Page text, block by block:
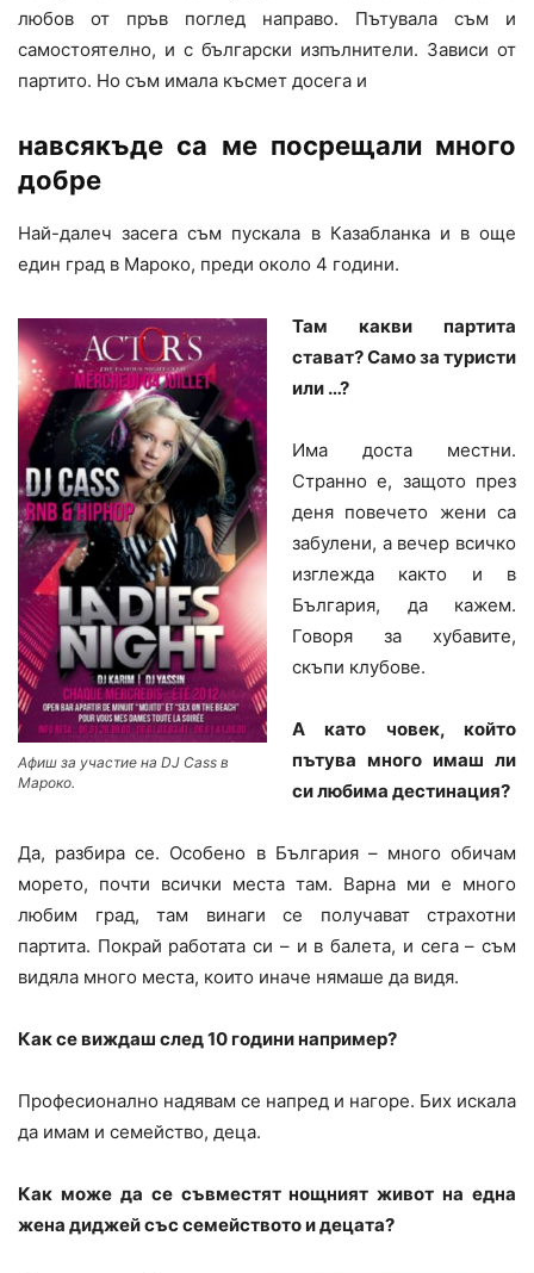
любов от пръв поглед направо. Пътувала съм и
самостоятелно, и с български изпълнители. Зависи от
партито. Но съм имала късмет досега и
навсякъде са ме посрещали много
добре
Най-далеч засега съм пускала в Казабланка и в още
един град в Мароко, преди около 4 години.
Афиш за участие на DJ Cass в
Мароко.
Там какви партита
стават? Само за туристи
или …?
Има доста местни.
Странно е, защото през
деня повечето жени са
забулени, а вечер всичко
изглежда както и в
България, да кажем.
Говоря за хубавите,
скъпи клубове.
А като човек, който
пътува много имаш ли
си любима дестинация?
Да, разбира се. Особено в България – много обичам
морето, почти всички места там. Варна ми е много
любим град, там винаги се получават страхотни
партита. Покрай работата си – и в балета, и сега – съм
видяла много места, които иначе нямаше да видя.
Как се виждаш след 10 години например?
Професионално надявам се напред и нагоре. Бих искала
да имам и семейство, деца.
Как може да се съвместят нощният живот на една
жена диджей със семейството и децата?